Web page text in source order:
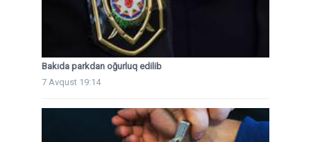
Bakıda parkdan oğurluq edilib
7 Avqust 19:14